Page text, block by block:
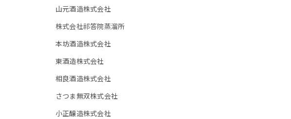
山元酒造株式会社
株式会社祁答院蒸溜所
本坊酒造株式会社
東酒造株式会社
相良酒造株式会社
さつま無双株式会社
小正醸造株式会社